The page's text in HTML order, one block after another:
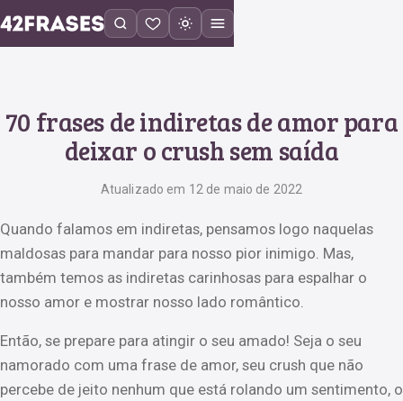
70 frases de indiretas de amor para
deixar o crush sem saída
Atualizado em 12 de maio de 2022
Quando falamos em indiretas, pensamos logo naquelas
maldosas para mandar para nosso pior inimigo. Mas,
também temos as indiretas carinhosas para espalhar o
nosso amor e mostrar nosso lado romântico.
Então, se prepare para atingir o seu amado! Seja o seu
namorado com uma frase de amor, seu crush que não
percebe de jeito nenhum que está rolando um sentimento, o